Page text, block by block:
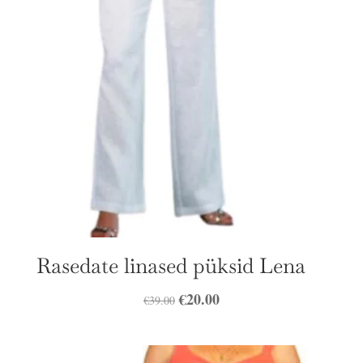
Rasedate linased püksid Lena
€39.00 Algne
oli:
€20.00Praegune
on: